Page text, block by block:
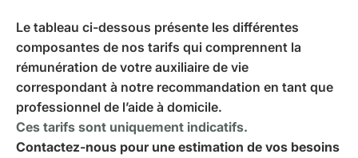
Le tableau ci-dessous présente les différentes
composantes de nos tarifs qui comprennent la
rémunération de votre auxiliaire de vie
correspondant à notre recommandation en tant que
professionnel de l’aide à domicile.
Ces tarifs sont uniquement indicatifs.
Contactez-nous pour une estimation de vos besoins